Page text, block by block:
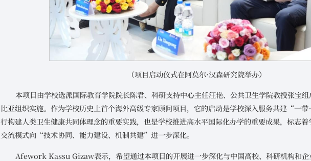
（项目启动仪式在阿莫尔·汉森研究院举办）
本项目由学校选派国际教育学院院长陈君、科研支持中心主任汪艳、公共卫生学院教授张宝
比亚组织实施。作为学校历史上首个海外高级专家顾问项目，它的启动是学校深入服务共建“一
行构建人类卫生健康共同体理念的重要实践，也是学校推进高水平国际化办学的重要成果，标志
交流模式向“技术协同、能力建设、机制共建”进一步深化。
Afework Kassu Gizaw表示，希望通过本项目的开展进一步深化与中国高校、科研机构和企